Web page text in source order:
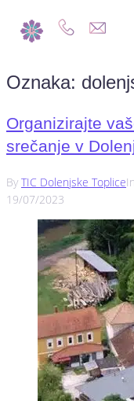
Oznaka:
Organizirajte
srečanje v
By TIC Dolenjske TopliceIn
19/07/2023